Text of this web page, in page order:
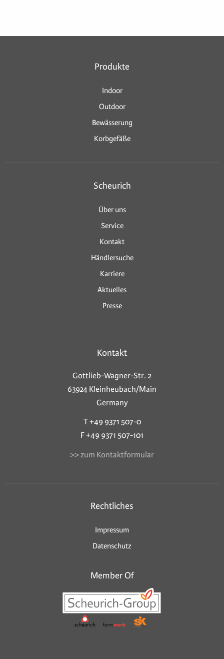
Produkte
Indoor
Outdoor
Bewässerung
Korbgefäße
Scheurich
Über uns
Service
Kontakt
Händlersuche
Karriere
Aktuelles
Presse
Kontakt
Gottlieb-Wagner-Str. 2
63924 Kleinheubach/Main
Germany
T +49 9371 507-0
F +49 9371 507-101
>> zum Kontaktformular
Rechtliches
Impressum
Datenschutz
Member Of